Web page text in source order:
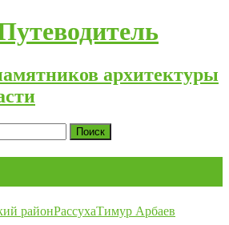
архитектуры
районРассухаТимур Арбаев